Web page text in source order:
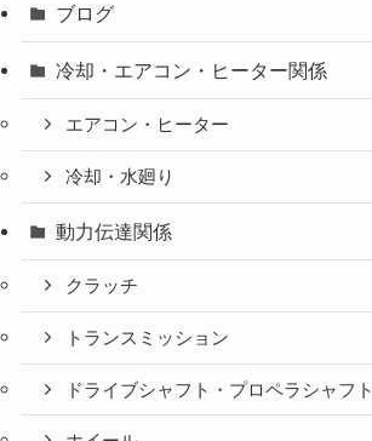
ブログ
冷却・エアコン・ヒーター関係
エアコン・ヒーター
冷却・水廻り
動力伝達関係
クラッチ
トランスミッション
ドライブシャフト・プロペラシャフト